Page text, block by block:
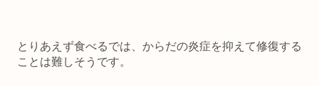
とりあえず食べるでは、からだの炎症を抑えて修復する
ことは難しそうです。